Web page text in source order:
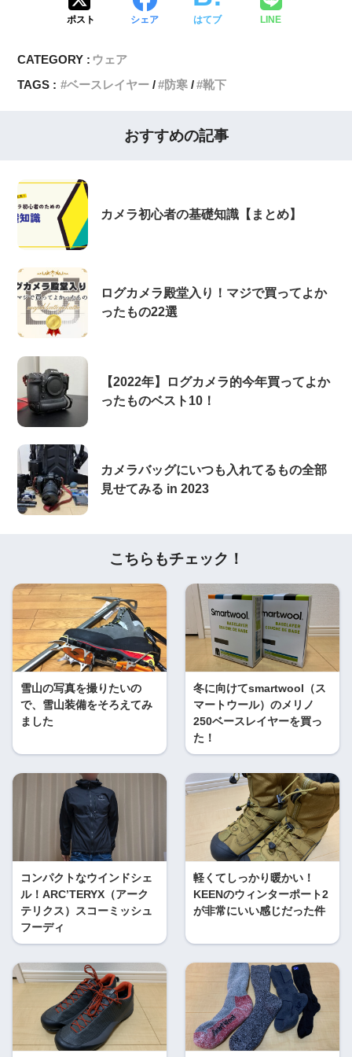
ポスト シェア はてブ LINE
CATEGORY : ウェア
TAGS :
ベースレイヤー 防寒 靴下
おすすめの記事
カメラ初心者の基礎知識【まとめ】
ログカメラ殿堂入り！マジで買ってよか
ったもの22選
【2022年】ログカメラ的今年買ってよか
ったものベスト10！
カメラバッグにいつも入れてるもの全部
見せてみる in 2023
こちらもチェック！
雪山の写真を撮りたいの
で、雪山装備をそろえてみ
ました
冬に向けてsmartwool（ス
マートウール）のメリノ
250ベースレイヤーを買っ
た！
コンパクトなウインドシェ
ル！ARC’TERYX（アーク
テリクス）スコーミッシュ
フーディ
軽くてしっかり暖かい！
KEENのウィンターポート2
が非常にいい感じだった件